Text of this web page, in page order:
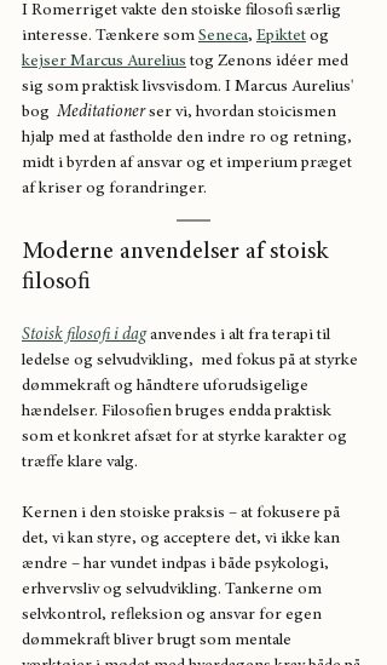
I Romerriget vakte den stoiske filosofi særlig
interesse. Tænkere som Seneca, Epiktet og
kejser Marcus Aurelius tog Zenons idéer med
sig som praktisk livsvisdom. I Marcus Aurelius'
bog Meditationer ser vi, hvordan stoicismen
hjalp med at fastholde den indre ro og retning,
midt i byrden af ansvar og et imperium præget
af kriser og forandringer.
Moderne anvendelser af stoisk
filosofi
Stoisk filosofi i dag anvendes i alt fra terapi til
ledelse og selvudvikling,  med fokus på at styrke
dømmekraft og håndtere uforudsigelige
hændelser. Filosofien bruges endda praktisk
som et konkret afsæt for at styrke karakter og
træffe klare valg.
Kernen i den stoiske praksis – at fokusere på
det, vi kan styre, og acceptere det, vi ikke kan
ændre – har vundet indpas i både psykologi,
erhvervsliv og selvudvikling. Tankerne om
selvkontrol, refleksion og ansvar for egen
dømmekraft bliver brugt som mentale